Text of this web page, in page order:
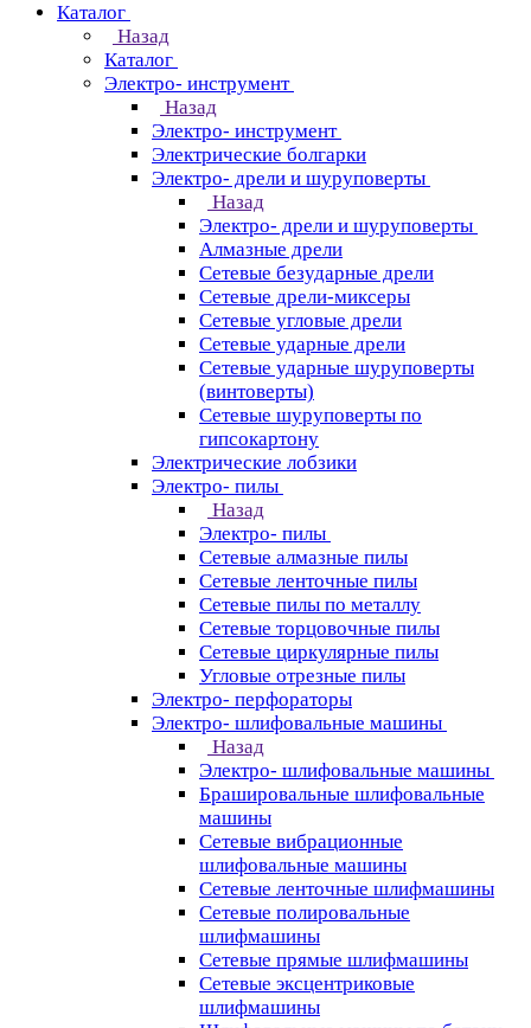
Каталог
Назад
Каталог
Электро- инструмент
Назад
Электро- инструмент
Электрические болгарки
Электро- дрели и шуруповерты
Назад
Электро- дрели и шуруповерты
Алмазные дрели
Сетевые безударные дрели
Сетевые дрели-миксеры
Сетевые угловые дрели
Сетевые ударные дрели
Сетевые ударные шуруповерты
(винтоверты)
Сетевые шуруповерты по
гипсокартону
Электрические лобзики
Электро- пилы
Назад
Электро- пилы
Сетевые алмазные пилы
Сетевые ленточные пилы
Сетевые пилы по металлу
Сетевые торцовочные пилы
Сетевые циркулярные пилы
Угловые отрезные пилы
Электро- перфораторы
Электро- шлифовальные машины
Назад
Электро- шлифовальные машины
Брашировальные шлифовальные
машины
Сетевые вибрационные
шлифовальные машины
Сетевые ленточные шлифмашины
Сетевые полировальные
шлифмашины
Сетевые прямые шлифмашины
Сетевые эксцентриковые
шлифмашины